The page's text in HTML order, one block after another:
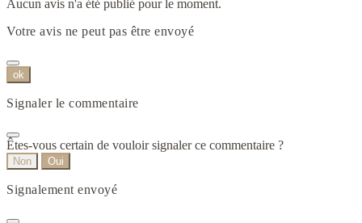
Aucun avis n'a été publié pour le moment.
Votre avis ne peut pas être envoyé
ok
Signaler le commentaire
Êtes-vous certain de vouloir signaler ce commentaire ?
Non Oui
Signalement envoyé